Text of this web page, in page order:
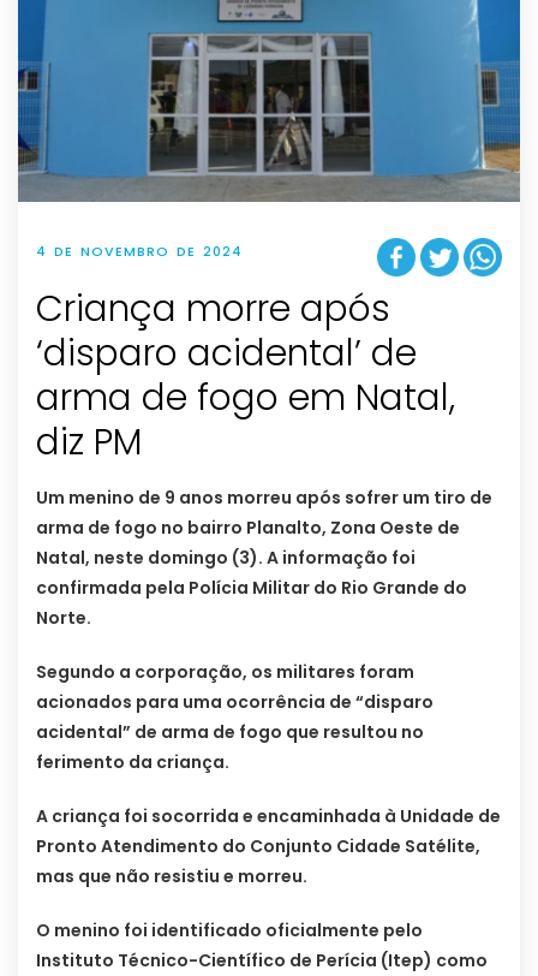
4 DE NOVEMBRO DE 2024
Criança morre após
‘disparo acidental’ de
arma de fogo em Natal,
diz PM
Um menino de 9 anos morreu após sofrer um tiro de
arma de fogo no bairro Planalto, Zona Oeste de
Natal, neste domingo (3). A informação foi
confirmada pela Polícia Militar do Rio Grande do
Norte.
Segundo a corporação, os militares foram
acionados para uma ocorrência de “disparo
acidental” de arma de fogo que resultou no
ferimento da criança.
A criança foi socorrida e encaminhada à Unidade de
Pronto Atendimento do Conjunto Cidade Satélite,
mas que não resistiu e morreu.
O menino foi identificado oficialmente pelo
Instituto Técnico-Científico de Perícia (Itep) como